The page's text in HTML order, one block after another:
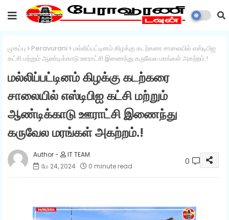
முகப்பு Peravurani
மல்லிப்பட்டினம் கிழக்கு கடற்கரை சாலையில் எஸ்டிபிஐ
கட்சி மற்றும் ஆண்டிக்காடு ஊராட்சி இணைந்து கருவேல மரங்கள் அகற்றம்.!
மல்லிப்பட்டினம் கிழக்கு கடற்கரை
சாலையில் எஸ்டிபிஐ கட்சி மற்றும்
ஆண்டிக்காடு ஊராட்சி இணைந்து
கருவேல மரங்கள் அகற்றம்.!
IT TEAM
மே 24, 2024
0 minute read 0